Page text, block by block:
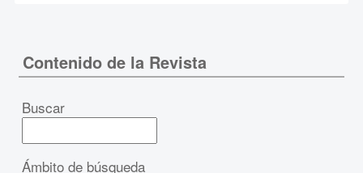
Contenido de la Revista
Buscar
Ámbito de búsqueda